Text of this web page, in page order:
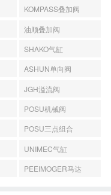
KOMPASS叠加阀
油顺叠加阀
SHAKO气缸
ASHUN单向阀
JGH溢流阀
POSU机械阀
POSU三点组合
UNIMEC气缸
PEEIMOGER马达